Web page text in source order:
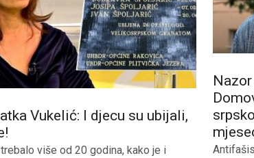
Vukelić: I djecu su ubijali,
trebalo više od 20 godina, kako je i